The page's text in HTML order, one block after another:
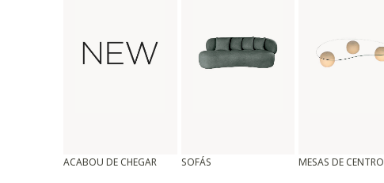
ACABOU DE CHEGAR SOFÁS MESAS DE CENTRO